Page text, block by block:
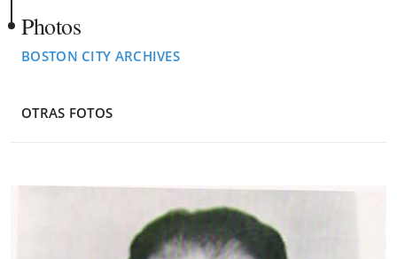
Photos
BOSTON CITY ARCHIVES
OTRAS FOTOS